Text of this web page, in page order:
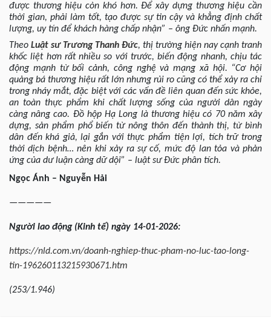
được thương hiệu còn khó hơn. Để xây dựng thương hiệu cần
thời gian, phải làm tốt, tạo được sự tin cậy và khẳng định chất
lượng, uy tín để khách hàng chấp nhận” – ông Đức nhấn mạnh.
Theo Luật sư Trương Thanh Đức, thị trường hiện nay cạnh tranh
khốc liệt hơn rất nhiều so với trước, biến động nhanh, chịu tác
động mạnh từ bối cảnh, công nghệ và mạng xã hội. “Cơ hội
quảng bá thương hiệu rất lớn nhưng rủi ro cũng có thể xảy ra chỉ
trong nháy mắt, đặc biệt với các vấn đề liên quan đến sức khỏe,
an toàn thực phẩm khi chất lượng sống của người dân ngày
càng nâng cao. Đồ hộp Hạ Long là thương hiệu có 70 năm xây
dựng, sản phẩm phổ biến từ nông thôn đến thành thị, từ bình
dân đến khá giả, lại gắn với thực phẩm tiện lợi, tích trữ trong
thời dịch bệnh… nên khi xảy ra sự cố, mức độ lan tỏa và phản
ứng của dư luận càng dữ dội” – luật sư Đức phân tích.
Ngọc Ánh – Nguyễn Hải
—————
Người lao động (Kinh tế) ngày 14-01-2026:
https://nld.com.vn/doanh-nghiep-thuc-pham-no-luc-tao-long-
tin-196260113215930671.htm
(253/1.946)